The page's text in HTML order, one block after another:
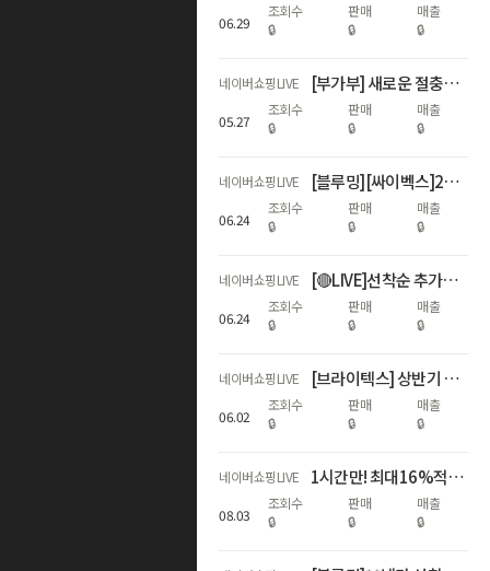
06.29
조회수
🔒
판매
🔒
매출
🔒
네이버쇼핑LIVE [부가부] 새로운 절충형 스트롤러 런칭 라이브
05.27
조회수
🔒
판매
🔒
매출
🔒
네이버쇼핑LIVE [블루밍][싸이벡스]26년 ADAC 1위! NEW 제로나Ti 론칭LIVE
06.24
조회수
🔒
판매
🔒
매출
🔒
네이버쇼핑LIVE [🔴LIVE]선착순 추가할인+최대17%적립!역대급 하기스 브랜드데이🎈
06.24
조회수
🔒
판매
🔒
매출
🔒
네이버쇼핑LIVE [브라이텍스] 상반기 결산, WINNERS FAIR
06.02
조회수
🔒
판매
🔒
매출
🔒
네이버쇼핑LIVE 1시간만! 최대16%적립🌊휴가지원 왔썸머🌊
08.03
조회수
🔒
판매
🔒
매출
🔒